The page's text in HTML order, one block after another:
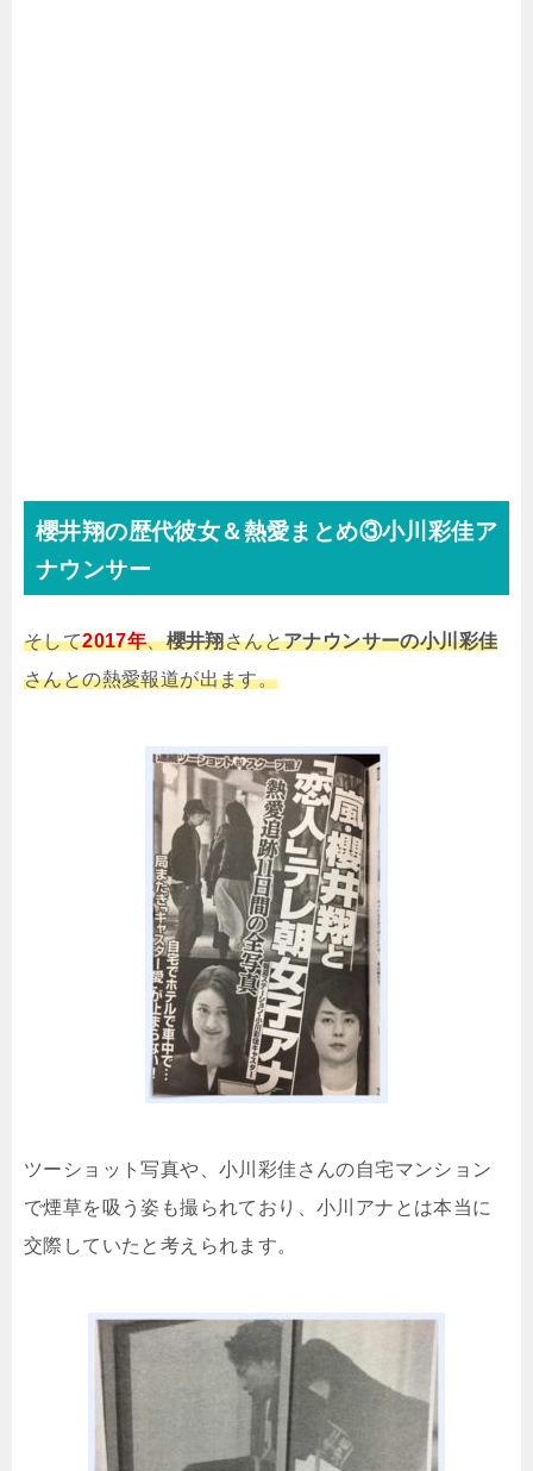
櫻井翔の歴代彼女＆熱愛まとめ③小川彩佳ア
ナウンサー
そして2017年、櫻井翔さんとアナウンサーの小川彩佳
さんとの熱愛報道が出ます。
ツーショット写真や、小川彩佳さんの自宅マンション
で煙草を吸う姿も撮られており、小川アナとは本当に
交際していたと考えられます。